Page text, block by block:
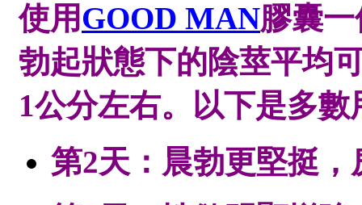
使用 GOOD MAN膠囊
勃起狀態下的陰莖平均
1公分左右。以下是多
第2天：晨勃更堅挺